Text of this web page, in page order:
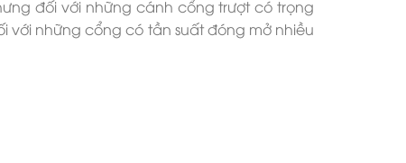
đối với những cánh cổng trượt có trọng
với những cổng có tần suất đóng mở nhiều